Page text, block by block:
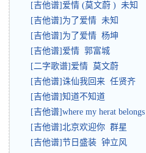
[吉他谱]爱情 (莫文蔚 ) 未知
[吉他谱]为了爱情 未知
[吉他谱]为了爱情 杨坤
[吉他谱]爱情 郭富城
[二字歌谱]爱情 莫文蔚
[吉他谱]诛仙我回来 任贤齐
[吉他谱]知道不知道
[吉他谱]where my herat belongs
[吉他谱]北京欢迎你 群星
[吉他谱]节日盛装 钟立风